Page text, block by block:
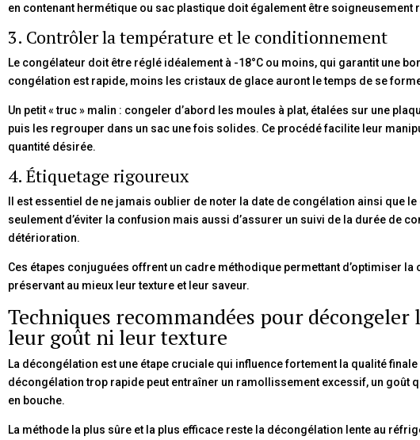
en contenant hermétique ou sac plastique doit également être soigneusement
3. Contrôler la température et le conditionnement
Le congélateur doit être réglé idéalement à -18°C ou moins, qui garantit une
congélation est rapide, moins les cristaux de glace auront le temps de se
Un petit « truc » malin : congeler d’abord les moules à plat, étalées sur une
puis les regrouper dans un sac une fois solides. Ce procédé facilite leur
quantité désirée.
4. Étiquetage rigoureux
Il est essentiel de ne jamais oublier de noter la date de congélation ainsi que
seulement d’éviter la confusion mais aussi d’assurer un suivi de la durée de
détérioration.
Ces étapes conjuguées offrent un cadre méthodique permettant d’optimiser
préservant au mieux leur texture et leur saveur.
Techniques recommandées pour décongeler
leur goût ni leur texture
La décongélation est une étape cruciale qui influence fortement la qualité
décongélation trop rapide peut entraîner un ramollissement excessif, un goût
en bouche.
La méthode la plus sûre et la plus efficace reste la décongélation lente au